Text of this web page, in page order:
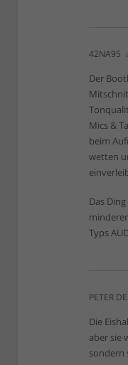
42NA95
Der
Mics &
beim
wetten
Das
Typs
PETER
Die
aber sie
sondern